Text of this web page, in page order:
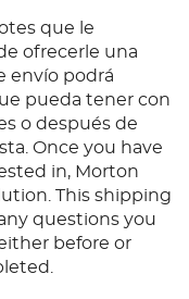
que le
ofrecerle una
envío podrá
pueda tener con
o después de
Once you have
in, Morton
This shipping
questions you
before or